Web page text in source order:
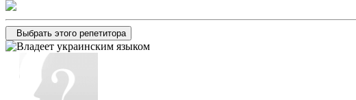
Выбрать этого репетитора